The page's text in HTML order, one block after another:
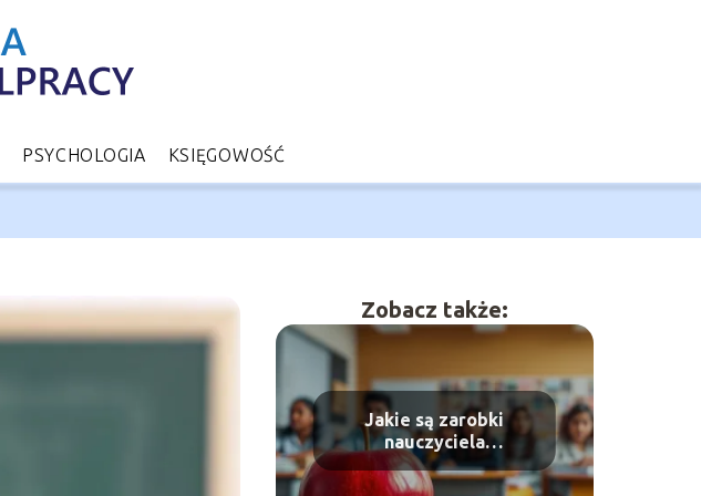
PSYCHOLOGIA KSIĘGOWOŚĆ
Zobacz także:
Jakie są zarobki
nauczyciela
dyplomowanego w roku
2025? Poznaj